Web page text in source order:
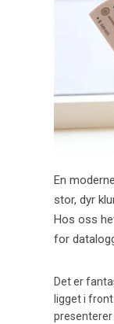
Erik Duhs
LabDidakt
01.01.2020!
Er du
Vi bygger
En
stor, dyr
Hos oss
for
Det er
ligget i